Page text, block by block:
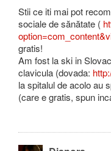
Stii ce iti mai pot
sociale de sănătate (
gratis!
Am fost la ski in
clavicula (dovada:
la spitalul de acolo au
(care e gratis, spun